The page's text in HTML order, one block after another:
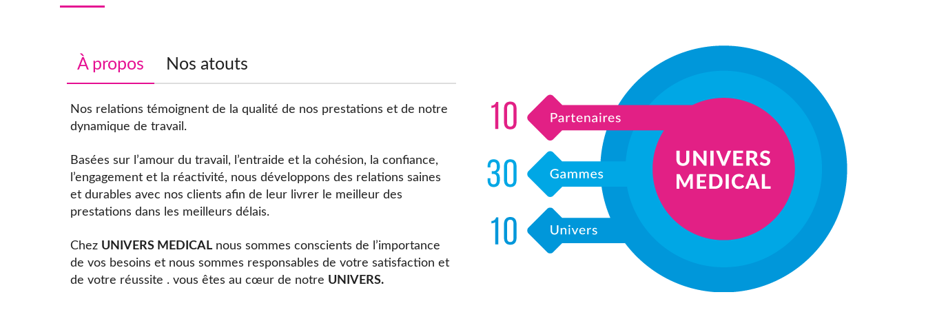
À propos Nos atouts
Nos relations témoignent de la qualité de nos prestations et de notre
dynamique de travail.
Basées sur l’amour du travail, l’entraide et la cohésion, la confiance,
l’engagement et la réactivité, nous développons des relations saines
et durables avec nos clients afin de leur livrer le meilleur des
prestations dans les meilleurs délais.
Chez UNIVERS MEDICAL nous sommes conscients de l’importance
de vos besoins et nous sommes responsables de votre satisfaction et
de votre réussite . vous êtes au cœur de notre UNIVERS.